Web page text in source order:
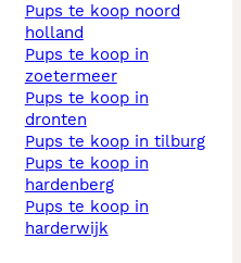
pups te koop noord
holland
pups te koop in
zoetermeer
pups te koop in
dronten
pups te koop in tilburg
pups te koop in
hardenberg
pups te koop in
harderwijk